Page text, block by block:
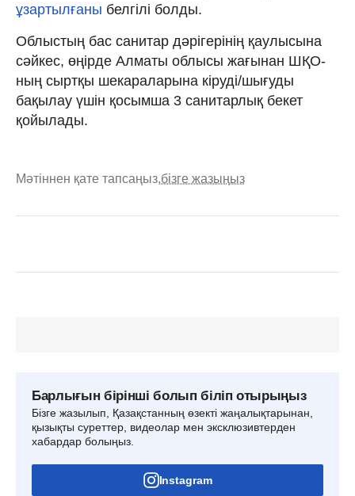
ұзартылғаны белгілі болды.
Облыстың бас санитар дәрігерінің қаулысына
сәйкес, өңірде Алматы облысы жағынан ШҚО-
ның сыртқы шекараларына кіруді/шығуды
бақылау үшін қосымша 3 санитарлық бекет
қойылады.
Мәтіннен қате тапсаңыз,бізге жазыңыз
Барлығын бірінші болып біліп отырыңыз
Бізге жазылып, Қазақстанның өзекті жаңалықтарынан,
қызықты суреттер, видеолар мен эксклюзивтерден
хабардар болыңыз.
Instagram